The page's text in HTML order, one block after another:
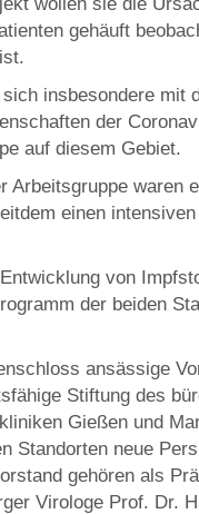
gehäuft
insbesondere mit
der
auf diesem Gebiet.
Arbeitsgruppe waren
einen
von
der beiden
ansässige
Stiftung des
Gießen und
Standorten neue
gehören als
Virologe Prof. Dr.